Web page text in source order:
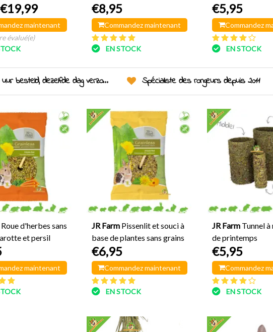
€19,99
maintenant
évalué(e)
€8,95
Commandez maintenant
EN STOCK
€5,95
Commandez
EN STOCK
besteld, dezelfde dag verzonden! Spécialiste des rongeurs depuis 2011
Roue d'herbes sans
et persil
maintenant
JR Farm Pissenlit et souci à
base de plantes sans grains
€6,95
Commandez maintenant
EN STOCK
JR Farm Tunnel
de printemps
€5,95
Commandez
EN STOCK